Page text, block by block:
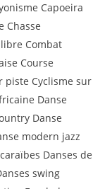
Capoeira
Chasse
Combat
Course
piste Cyclisme sur
Danse
Danse
modern jazz
Danses de
swing